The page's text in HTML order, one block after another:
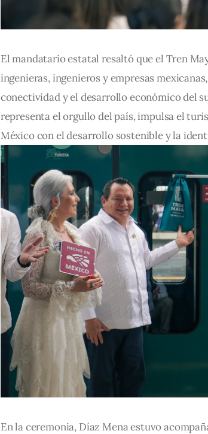
El mandatario estatal resaltó que el Tren
ingenieras, ingenieros y empresas
conectividad y el desarrollo económico del
representa el orgullo del país, impulsa el
México con el desarrollo sostenible y la
En la ceremonia, Díaz Mena estuvo